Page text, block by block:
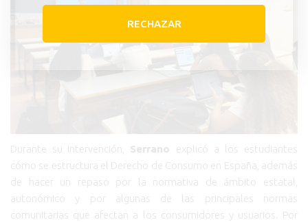
Durante su intervención, Serrano explicó a los estudiantes
cómo se estructura el Derecho de Consumo en España, además
de hacer un repaso por la normativa de ámbito estatal,
autonómico y por algunas de las principales normas
comunitarias que afectan a los consumidores y usuarios. Por
RECHAZAR